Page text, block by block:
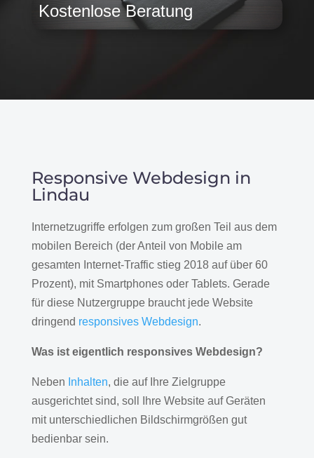
Kostenlose Beratung
Responsive Webdesign in
Lindau
Internetzugriffe erfolgen zum großen Teil aus dem
mobilen Bereich (der Anteil von Mobile am
gesamten Internet-Traffic stieg 2018 auf über 60
Prozent), mit Smartphones oder Tablets. Gerade
für diese Nutzergruppe braucht jede Website
dringend responsives Webdesign.
Was ist eigentlich responsives Webdesign?
Neben Inhalten, die auf Ihre Zielgruppe
ausgerichtet sind, soll Ihre Website auf Geräten
mit unterschiedlichen Bildschirmgrößen gut
bedienbar sein.